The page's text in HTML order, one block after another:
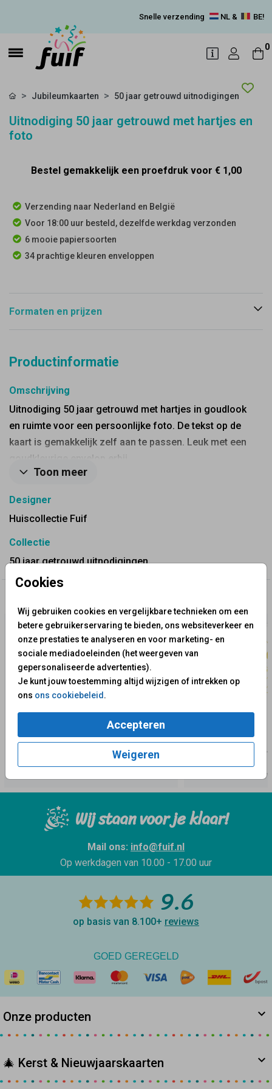
Snelle verzending NL & BE!
0
Cookies
Wij gebruiken cookies en vergelijkbare technieken om een
betere gebruikerservaring te bieden, ons websiteverkeer en
onze prestaties te analyseren en voor marketing- en
sociale mediadoeleinden (het weergeven van
gepersonaliseerde advertenties).
Je kunt jouw toestemming altijd wijzigen of intrekken op
ons ons cookiebeleid.
Accepteren
Weigeren
Jubileumkaarten 50 jaar getrouwd uitnodigingen
Uitnodiging 50 jaar getrouwd met hartjes en
foto
Bestel gemakkelijk een proefdruk voor € 1,00
Verzending naar Nederland en België
Voor 18:00 uur besteld, dezelfde werkdag verzonden
6 mooie papiersoorten
34 prachtige kleuren enveloppen
Formaten en prijzen
Productinformatie
Omschrijving
Uitnodiging 50 jaar getrouwd met hartjes in goudlook
en ruimte voor een persoonlijke foto. De tekst op de
kaart is gemakkelijk zelf aan te passen. Leuk met een
goudkleurige envelop erbij.
Toon meer
Designer
Huiscollectie Fuif
Collectie
50 jaar getrouwd uitnodigingen
Wij staan voor je klaar!
Mail ons: info@fuif.nl
Op werkdagen van 10.00 - 17.00 uur
9.6
op basis van 8.100+ reviews
GOED GEREGELD
Onze producten
🎄 Kerst & Nieuwjaarskaarten